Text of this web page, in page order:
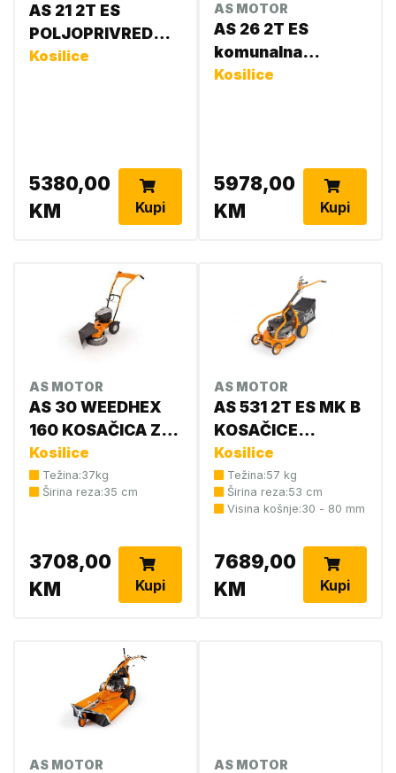
AS 21 2T ES
POLJOPRIVREDNA
KOSAČICA
Kosilice
5380,00
KM
Kupi
AS MOTOR
AS 26 2T ES
komunalna
kosačica
Kosilice
5978,00
KM
Kupi
AS MOTOR
AS 30 WEEDHEX
160 KOSAČICA ZA
ČIŠĆENJE
G07300103
Kosilice
Težina:37kg
Širina reza:35 cm
3708,00
KM
Kupi
AS MOTOR
AS 531 2T ES MK B
KOSAČICE
PROFESIOALNE
G53100108
Kosilice
Težina:57 kg
Širina reza:53 cm
Visina košnje:30 - 80 mm
7689,00
KM
Kupi
AS MOTOR AS MOTOR